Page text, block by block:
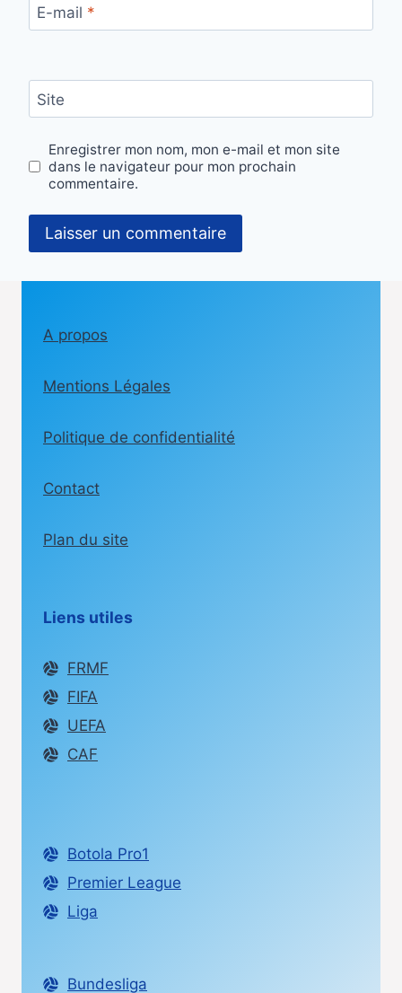
E-mail *
Site
Enregistrer mon nom, mon e-mail et mon site
dans le navigateur pour mon prochain
commentaire.
A propos
Mentions Légales
Politique de confidentialité
Contact
Plan du site
Liens utiles
FRMF
FIFA
UEFA
CAF
Botola Pro1
Premier League
Liga
Bundesliga